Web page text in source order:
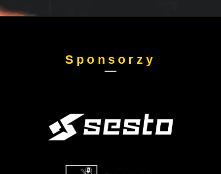
Sponsorzy